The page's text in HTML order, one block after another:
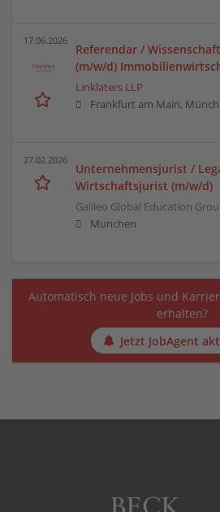
17.06.2026
Referendar /
(m/w/d)
Linklaters LLP
Frankfurt am Main,
27.02.2026
Unternehmensjurist /
Wirtschaftsjurist (m/w/d)
Galileo Global Education
München
Automatisch neue Jobs und
erhalten?
Jetzt JobAgent